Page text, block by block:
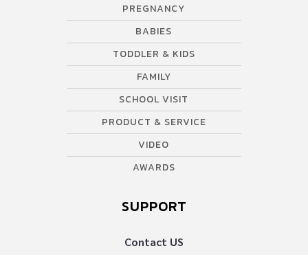
PREGNANCY
BABIES
TODDLER & KIDS
FAMILY
SCHOOL VISIT
PRODUCT & SERVICE
VIDEO
AWARDS
SUPPORT
Contact US